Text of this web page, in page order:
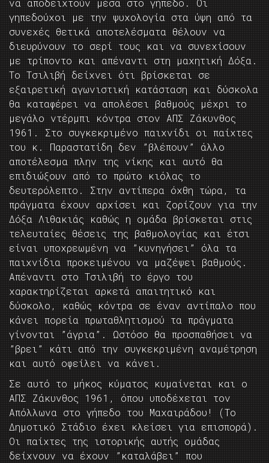
να αποδειχτούν μέσα στο γήπεδο. Οι
γηπεδούχοι με την ψυχολογία στα ύψη από τα
συνεχές θετικά αποτελέσματα θέλουν να
διευρύνουν το σερί τους και να συνεχίσουν
με τρίποντο και απέναντι στη μαχητική Δόξα.
Το Τσιλιβή δείχνει ότι βρίσκεται σε
εξαιρετική αγωνιστική κατάσταση και δύσκολα
θα καταφέρει να απολέσει βαθμούς μέχρι το
μεγάλο ντέρμπι κόντρα στον ΑΠΣ Ζάκυνθος
1961. Στο συγκεκριμένο παιχνίδι οι παίχτες
του κ. Παραστατίδη δεν ”βλέπουν” άλλο
αποτέλεσμα πλην της νίκης και αυτό θα
επιδιώξουν από το πρώτο κιόλας το
δευτερόλεπτο. Στην αντίπερα όχθη τώρα, τα
πράγματα έχουν αρχίσει και ζορίζουν για την
Δόξα Λιθακιάς καθώς η ομάδα βρίσκεται στις
τελευταίες θέσεις της βαθμολογίας και έτσι
είναι υποχρεωμένη να ”κυνηγήσει” όλα τα
παιχνίδια προκειμένου να μαζέψει βαθμούς.
Απέναντι στο Τσιλιβή το έργο του
χαρακτηρίζεται αρκετά απαιτητικό και
δύσκολο, καθώς κόντρα σε έναν αντίπαλο που
κάνει πορεία πρωταθλητισμού τα πράγματα
γίνονται ”άγρια”. Ωστόσο θα προσπαθήσει να
”βρει” κάτι από την συγκεκριμένη αναμέτρηση
και αυτό οφείλει να κάνει.
Σε αυτό το μήκος κύματος κυμαίνεται και ο
ΑΠΣ Ζάκυνθος 1961, όπου υποδέχεται τον
Απόλλωνα στο γήπεδο του Μαχαιράδου! (Το
Δημοτικό Στάδιο έχει κλείσει για επισπορά).
Οι παίχτες της ιστορικής αυτής ομάδας
δείχνουν να έχουν ”καταλάβει” που